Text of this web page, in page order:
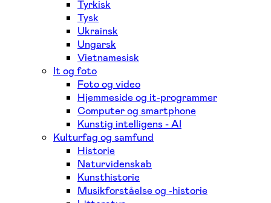
Tyrkisk
Tysk
Ukrainsk
Ungarsk
Vietnamesisk
It og foto
Foto og video
Hjemmeside og it-programmer
Computer og smartphone
Kunstig intelligens - AI
Kulturfag og samfund
Historie
Naturvidenskab
Kunsthistorie
Musikforståelse og -historie